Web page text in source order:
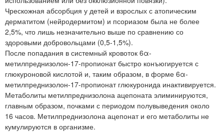
Чрескожная абсорбция у детей и взрослых с атопическим
дерматитом (нейродермитом) и псориазом была не более
2,5%, что лишь незначительно выше по сравнению со
здоровыми добровольцами (0,5-1,5%).
После попадания в системный кровоток 6α-
метилпреднизолон-17-пропионат быстро конъюгируется с
глюкуроновой кислотой и, таким образом, в форме 6α-
метилпреднизолон-17-пропионат глюкуронида инактивируется.
Метаболиты метилпреднизолона ацепоната элиминируются,
главным образом, почками с периодом полувыведения около
16 часов. Метилпреднизолона ацепонат и его метаболиты не
кумулируются в организме.